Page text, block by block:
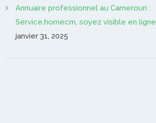
Annuaire professionnel au Cameroun :
Service.homecm, soyez visible en ligne
janvier 31, 2025